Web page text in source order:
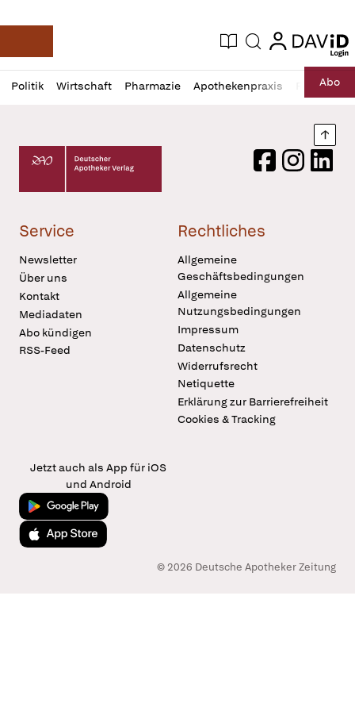
Deutsche Apotheker Zeitung
Aktuelle Ausgabe
Suche login
login
Politik Wirtschaft Pharmazie Apothekenpraxis RechtAbo
Profil
öffnen
Daz
Pur
Deutscher Apotheker Verlag Logo
FacebookInstagram
Service
Newsletter
Über uns
Kontakt
Mediadaten
Abo kündigen
RSS-Feed
Rechtliches
Allgemeine
Geschäftsbedingungen
Allgemeine
Nutzungsbedingungen
Impressum
Datenschutz
Widerrufsrecht
Netiquette
Erklärung zur Barrierefreiheit
Cookies & Tracking
Jetzt auch als App für iOS
und Android
Jetzt bei Google Play
Laden im App Store
© 2026 Deutsche Apotheker Zeitung